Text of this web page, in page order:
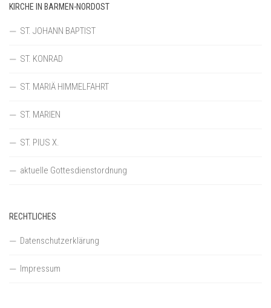
KIRCHE IN BARMEN-NORDOST
ST. JOHANN BAPTIST
ST. KONRAD
ST. MARIÄ HIMMELFAHRT
ST. MARIEN
ST. PIUS X.
aktuelle Gottesdienstordnung
RECHTLICHES
Datenschutzerklärung
Impressum